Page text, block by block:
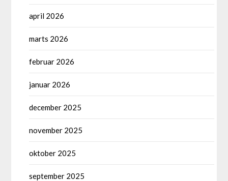
april 2026
marts 2026
februar 2026
januar 2026
december 2025
november 2025
oktober 2025
september 2025